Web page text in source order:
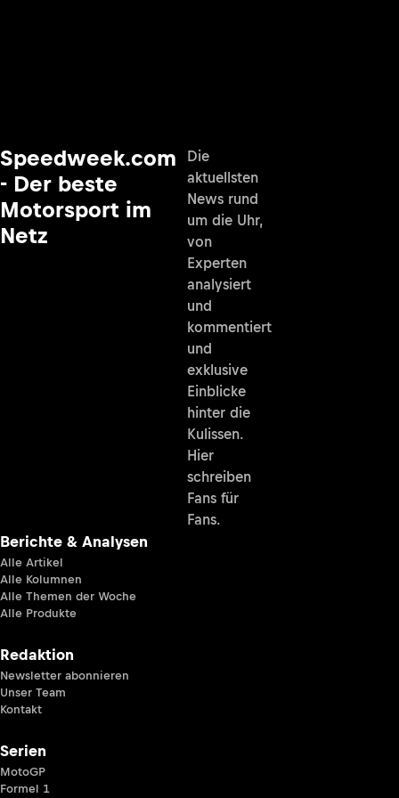
Speedweek.com
- Der beste
Motorsport im
Netz
Die
aktuellsten
News rund
um die Uhr,
von
Experten
analysiert
und
kommentiert
und
exklusive
Einblicke
hinter die
Kulissen.
Hier
schreiben
Fans für
Fans.
Berichte & Analysen
Alle Artikel
Alle Kolumnen
Alle Themen der Woche
Alle Produkte
Redaktion
Newsletter abonnieren
Unser Team
Kontakt
Serien
MotoGP
Formel 1